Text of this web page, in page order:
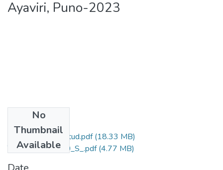
Ayaviri, Puno-2023
No
Thumbnail
Available
Grado de Similitud.pdf(18.33 MB)
T036_40689270_S_.pdf(4.77 MB)